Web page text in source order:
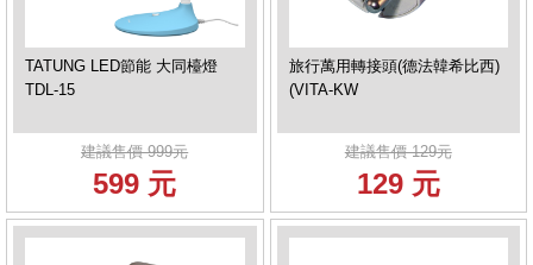
TATUNG LED節能 大同檯燈
TDL-15
建議售價 999元
599 元
旅行萬用轉接頭(德法韓希比西)
(VITA-KW
建議售價 129元
129 元